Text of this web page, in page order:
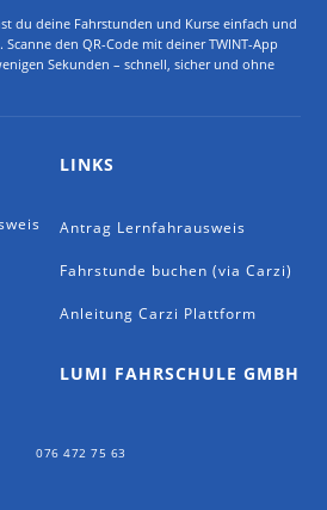
du deine Fahrstunden und Kurse einfach und
den QR-Code mit deiner TWINT-App
Sekunden – schnell, sicher und ohne
LINKS
Antrag Lernfahrausweis
Fahrstunde buchen (via Carzi)
Anleitung Carzi Plattform
LUMI FAHRSCHULE GMBH
076 472 75 63